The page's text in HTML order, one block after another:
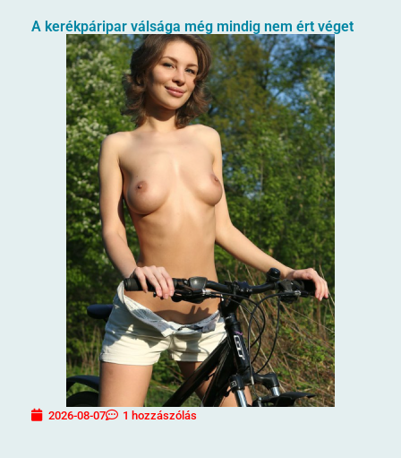
A kerékpáripar válsága még mindig nem ért véget
2026-08-07 1 hozzászólás